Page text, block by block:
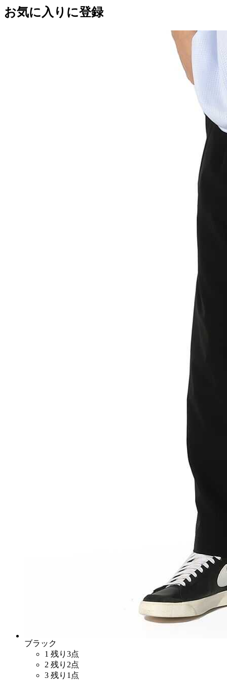
お気に入りに登録
ブラック
1 残り3点
2 残り2点
3 残り1点